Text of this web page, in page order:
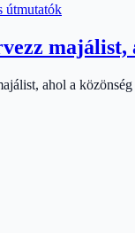
útmutatók
majálist,
ahol a